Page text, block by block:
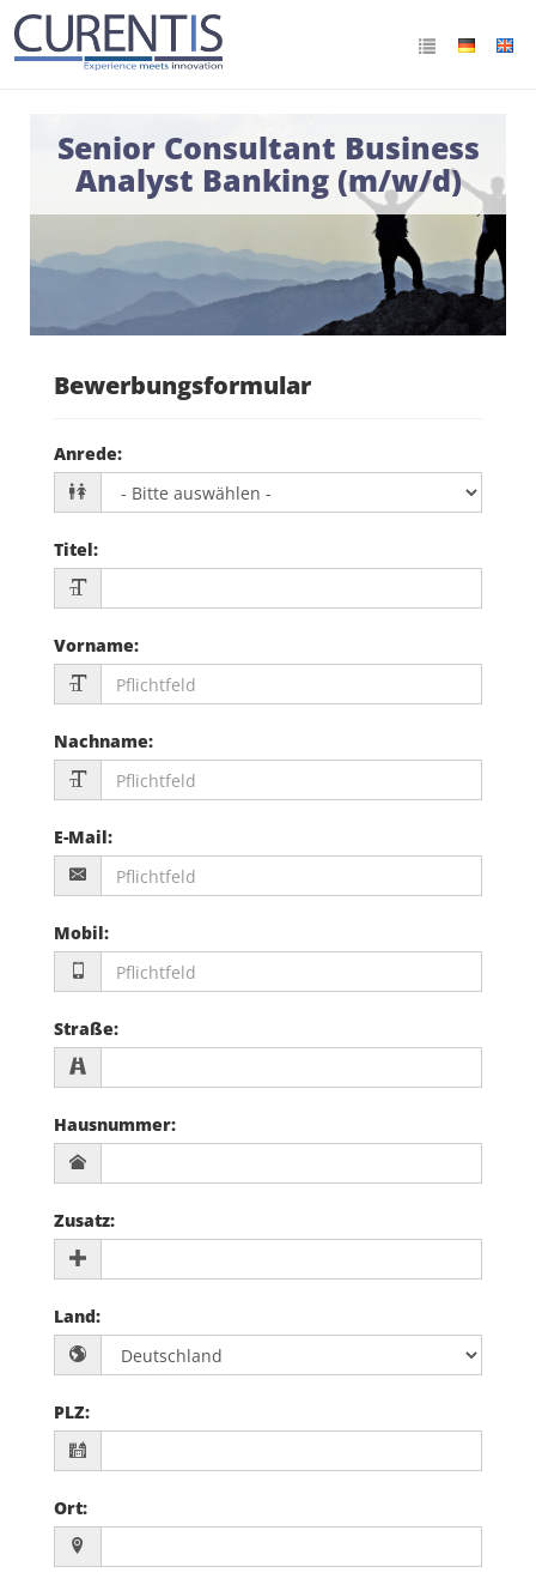
Senior Consultant Business
Analyst Banking (m/w/d)
Bewerbungsformular
Anrede:
Titel:
Vorname:
Nachname:
E-Mail:
Mobil:
Straße:
Hausnummer:
Zusatz:
Land:
PLZ:
Ort: